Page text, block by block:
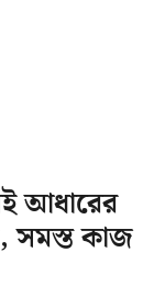
আধারের
সমস্ত কাজ